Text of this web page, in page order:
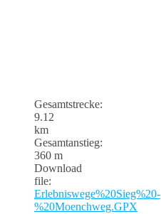
Gesamtstrecke:
9.12
km
Gesamtanstieg:
360 m
Download
file:
Erlebniswege%20Sieg%20-
%20Moenchweg.GPX